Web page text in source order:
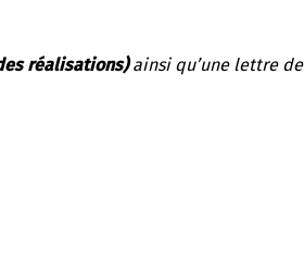
réalisations)ainsi qu’une lettre